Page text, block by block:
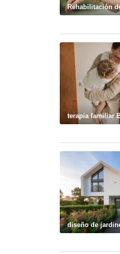
Rehabilitación
terapia familiar
diseño de